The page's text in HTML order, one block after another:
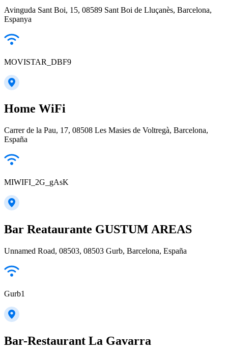
Avinguda Sant Boi, 15, 08589 Sant Boi de Lluçanès, Barcelona,
Espanya
MOVISTAR_DBF9
Home WiFi
Carrer de la Pau, 17, 08508 Les Masies de Voltregà, Barcelona,
España
MIWIFI_2G_gAsK
Bar Reataurante GUSTUM AREAS
Unnamed Road, 08503, 08503 Gurb, Barcelona, España
Gurb1
Bar-Restaurant La Gavarra